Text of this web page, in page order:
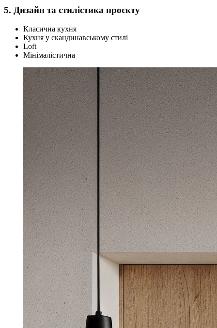
5. Дизайн та стилістика проєкту
Класична кухня
Кухня у скандинавському стилі
Loft
Мінімалістична